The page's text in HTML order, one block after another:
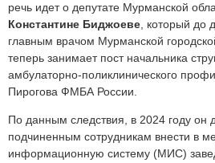
речь идет о депутате Мурманской
Константине Биджоеве , который до
главным врачом Мурманской
теперь занимает пост начальника
амбулаторно-поликлинического
Пирогова ФМБА России.
По данным следствия, в 2024 году он
подчиненным сотрудникам внести в
информационную систему (МИС)